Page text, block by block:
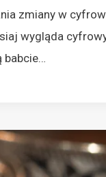
zmiany w
wygląda
babcie…